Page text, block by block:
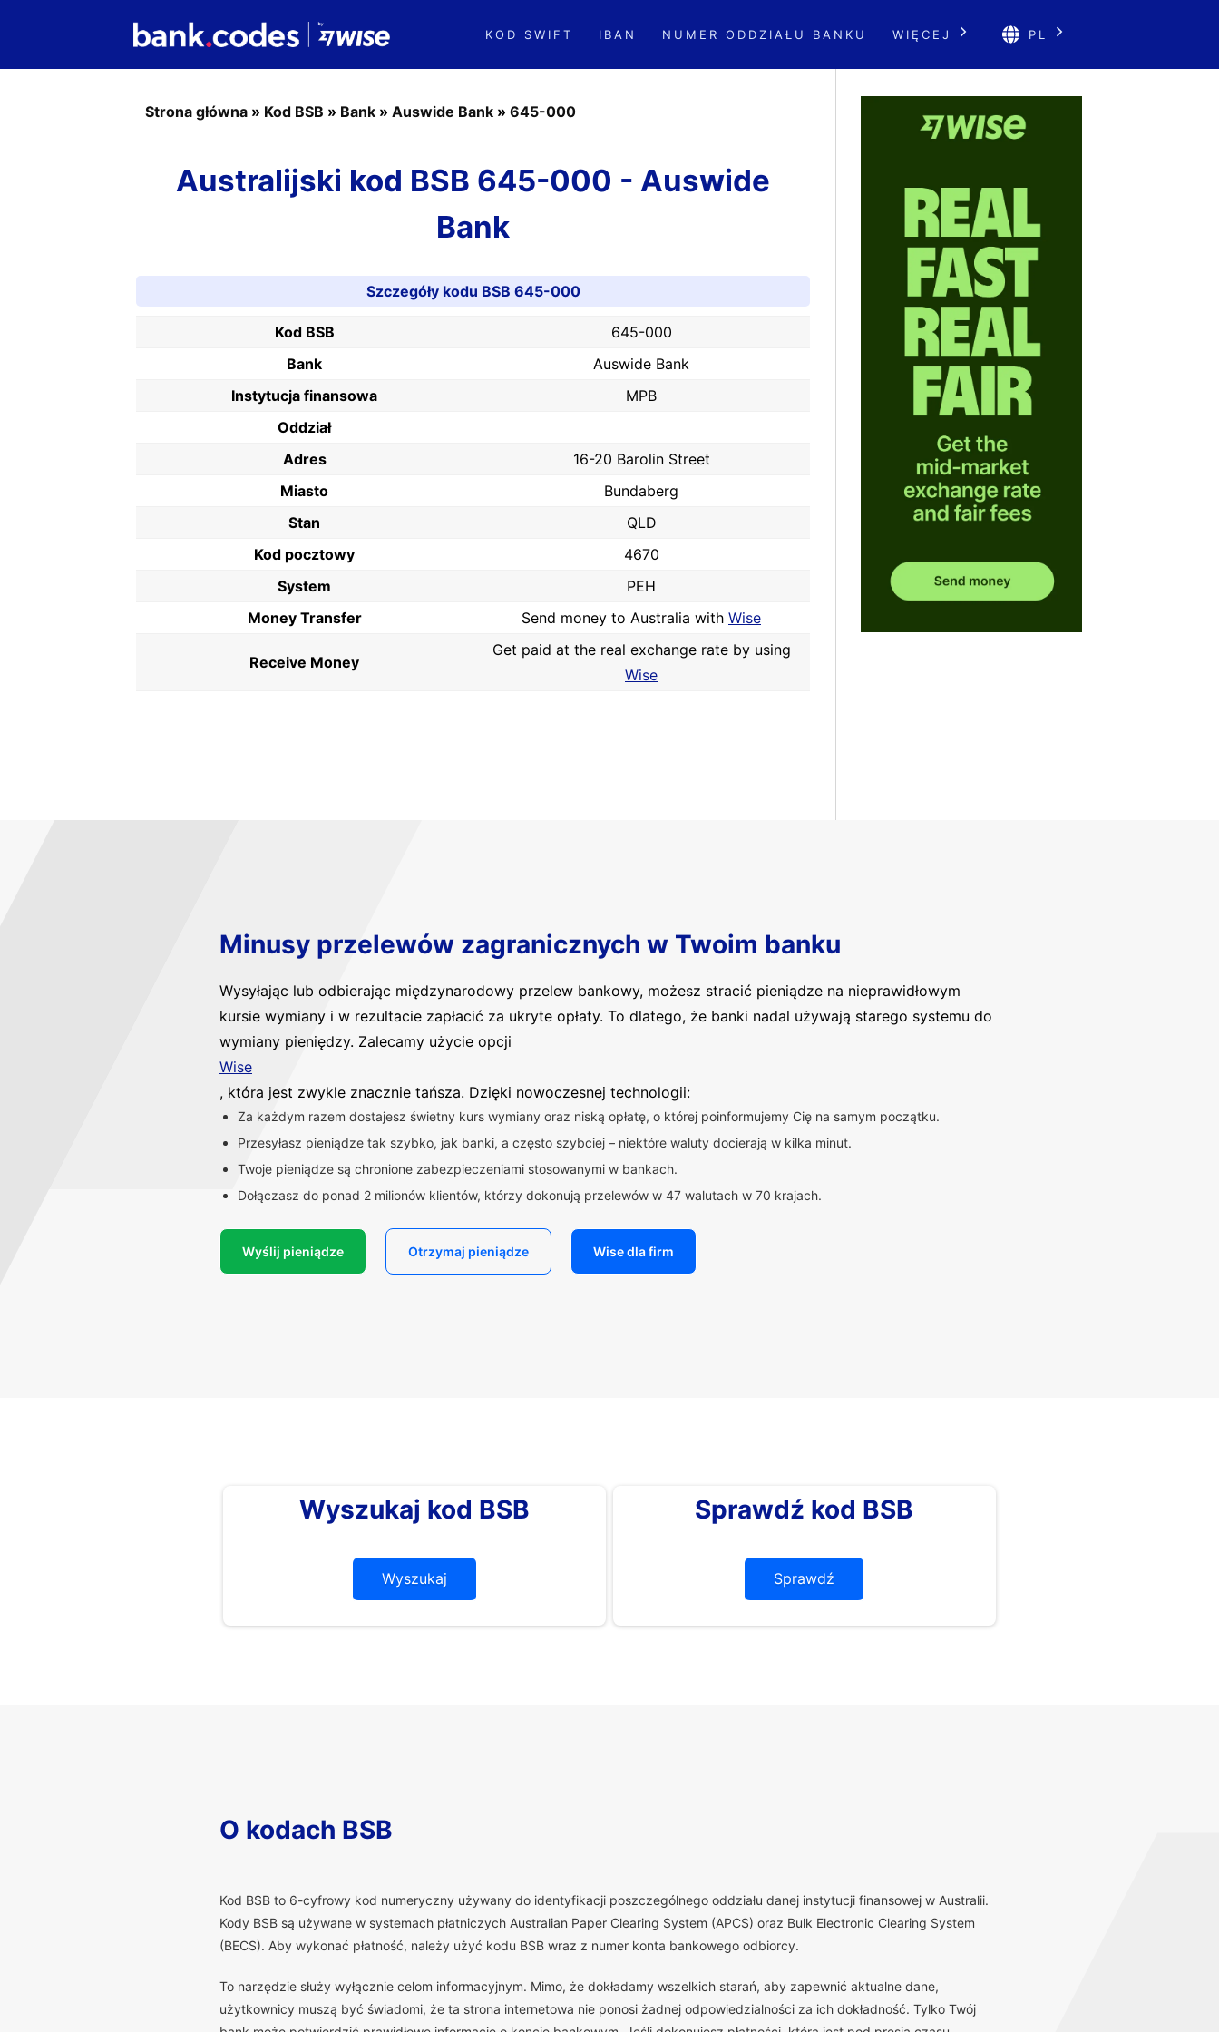
KOD SWIFT IBAN NUMER ODDZIAŁU BANKU WIĘCEJ PL
Strona główna » Kod BSB » Bank » Auswide Bank » 645-000
Australijski kod BSB 645-000 - Auswide
Bank
Szczegóły kodu BSB 645-000
Kod BSB
645-000
Bank
Auswide Bank
Instytucja finansowa
MPB
Oddział
Adres
16-20 Barolin Street
Miasto
Bundaberg
Stan
QLD
Kod pocztowy
4670
System
PEH
Money Transfer
Send money to Australia with Wise
Receive Money
Get paid at the real exchange rate by using
Wise
Minusy przelewów zagranicznych w Twoim banku
Wysyłając lub odbierając międzynarodowy przelew bankowy, możesz stracić pieniądze na nieprawidłowym
kursie wymiany i w rezultacie zapłacić za ukryte opłaty. To dlatego, że banki nadal używają starego systemu do
wymiany pieniędzy. Zalecamy użycie opcji
Wise
, która jest zwykle znacznie tańsza. Dzięki nowoczesnej technologii:
Za każdym razem dostajesz świetny kurs wymiany oraz niską opłatę, o której poinformujemy Cię na samym początku.
Przesyłasz pieniądze tak szybko, jak banki, a często szybciej – niektóre waluty docierają w kilka minut.
Twoje pieniądze są chronione zabezpieczeniami stosowanymi w bankach.
Dołączasz do ponad 2 milionów klientów, którzy dokonują przelewów w 47 walutach w 70 krajach.
Wyślij pieniądze Otrzymaj pieniądze Wise dla firm
Wyszukaj kod BSB
Wyszukaj
Sprawdź kod BSB
Sprawdź
O kodach BSB
Kod BSB to 6-cyfrowy kod numeryczny używany do identyfikacji poszczególnego oddziału danej instytucji finansowej w Australii.
Kody BSB są używane w systemach płatniczych Australian Paper Clearing System (APCS) oraz Bulk Electronic Clearing System
(BECS). Aby wykonać płatność, należy użyć kodu BSB wraz z numer konta bankowego odbiorcy.
To narzędzie służy wyłącznie celom informacyjnym. Mimo, że dokładamy wszelkich starań, aby zapewnić aktualne dane,
użytkownicy muszą być świadomi, że ta strona internetowa nie ponosi żadnej odpowiedzialności za ich dokładność. Tylko Twój